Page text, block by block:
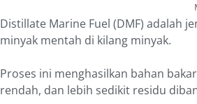
Distillate Marine Fuel (DMF) adalah
minyak mentah di kilang minyak.
Proses ini menghasilkan bahan
rendah, dan lebih sedikit residu